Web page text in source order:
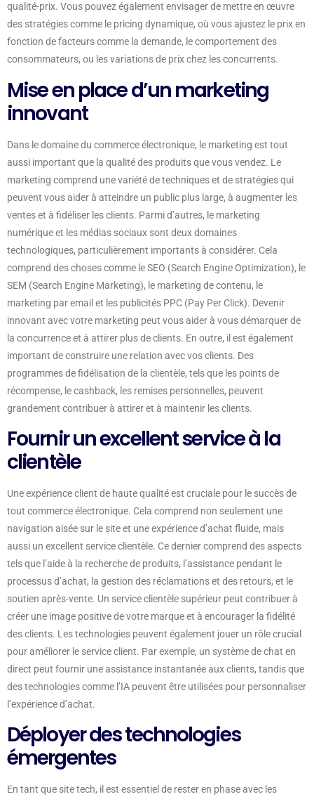
qualité-prix. Vous pouvez également envisager de mettre en œuvre
des stratégies comme le pricing dynamique, où vous ajustez le prix en
fonction de facteurs comme la demande, le comportement des
consommateurs, ou les variations de prix chez les concurrents.
Mise en place d’un marketing
innovant
Dans le domaine du commerce électronique, le marketing est tout
aussi important que la qualité des produits que vous vendez. Le
marketing comprend une variété de techniques et de stratégies qui
peuvent vous aider à atteindre un public plus large, à augmenter les
ventes et à fidéliser les clients. Parmi d’autres, le marketing
numérique et les médias sociaux sont deux domaines
technologiques, particulièrement importants à considérer. Cela
comprend des choses comme le SEO (Search Engine Optimization), le
SEM (Search Engine Marketing), le marketing de contenu, le
marketing par email et les publicités PPC (Pay Per Click). Devenir
innovant avec votre marketing peut vous aider à vous démarquer de
la concurrence et à attirer plus de clients. En outre, il est également
important de construire une relation avec vos clients. Des
programmes de fidélisation de la clientèle, tels que les points de
récompense, le cashback, les remises personnelles, peuvent
grandement contribuer à attirer et à maintenir les clients.
Fournir un excellent service à la
clientèle
Une expérience client de haute qualité est cruciale pour le succès de
tout commerce électronique. Cela comprend non seulement une
navigation aisée sur le site et une expérience d’achat fluide, mais
aussi un excellent service clientèle. Ce dernier comprend des aspects
tels que l’aide à la recherche de produits, l’assistance pendant le
processus d’achat, la gestion des réclamations et des retours, et le
soutien après-vente. Un service clientèle supérieur peut contribuer à
créer une image positive de votre marque et à encourager la fidélité
des clients. Les technologies peuvent également jouer un rôle crucial
pour améliorer le service client. Par exemple, un système de chat en
direct peut fournir une assistance instantanée aux clients, tandis que
des technologies comme l’IA peuvent être utilisées pour personnaliser
l’expérience d’achat.
Déployer des technologies
émergentes
En tant que site tech, il est essentiel de rester en phase avec les